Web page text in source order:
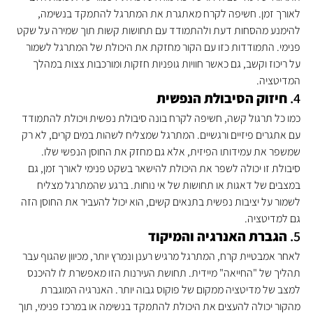
לאורך זמן. חשיפה לקרח מאתגרת את המתרגל להתמקד בנשימה,
להימנע מהסחות דעת ולהתמודד עם תחושות קשות תוך שמירה על שקט
פנימי. התמודדות כזו עם הקור מחזקת את היכולת של המתרגל לשמור
על ריכוז וקשב, גם כאשר חוויות גופניות חזקות ומורכבות צצות במהלך
המדיטציה.
4. חיזוק הסיבולת הנפשית
כמו כל תרגול קשה, חשיפה לקרח בונה סיבולת נפשית ויכולת להתמודד
עם אתגרים פיזיים ורגשיים. המתרגל שמצליח לשהות במים קרים, לא רק
שמשפר את עמידותו הפיזית, אלא גם מחזק את החוסן הנפשי שלו.
סיבולת זו יכולה לשפר את היכולת להישאר בשקט פנימי לאורך זמן, גם
במצבים של דאגות או תחושות של אי נוחות. ברגע שהמתרגל מצליח
לשמור על יציבות נפשית בתנאים קשים, הוא יכול להעביר את החוסן הזה
גם למדיטציה.
5. הגברת האנרגיה והמיקוד
לאחר אמבטיית קרח, המתרגל מרגיש רענן ונמרץ יותר, מכיוון שהגוף עבר
תהליך של "החייאה" מיידית. תחושת העירנות הזו מאפשרת לו להיכנס
למצב של מדיטציה ממקום של פוקוס גבוה יותר. האנרגיה המוגברת
מהקור יכולה להעצים את היכולת להתמקד בנשימה או במרכז פנימי, תוך